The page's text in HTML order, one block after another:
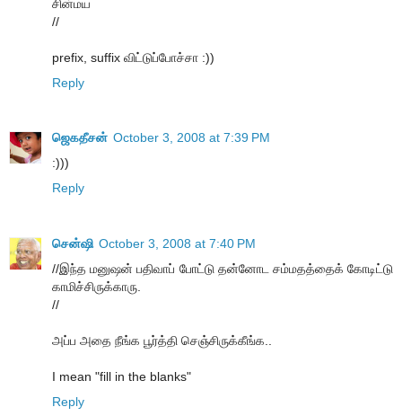
சின்மய
//
prefix, suffix விட்டுப்போச்சா :))
Reply
ஜெகதீசன் October 3, 2008 at 7:39 PM
:)))
Reply
சென்ஷி October 3, 2008 at 7:40 PM
//இந்த மனுஷன் பதிவாப் போட்டு தன்னோட சம்மதத்தைக் கோடிட்டு
காமிச்சிருக்காரு.
//
அப்ப அதை நீங்க பூர்த்தி செஞ்சிருக்கீங்க..
I mean "fill in the blanks"
Reply